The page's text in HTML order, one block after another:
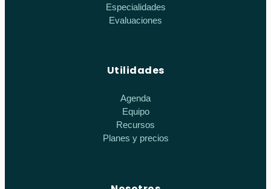
Especialidades
Evaluaciones
Utilidades
Agenda
Equipo
Recursos
Planes y precios